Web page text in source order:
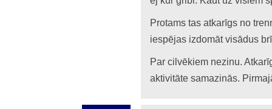
Protams tas atkarīgs no
iespējas izdomāt visādus
Par cilvēkiem nezinu.
aktivitāte samazinās.